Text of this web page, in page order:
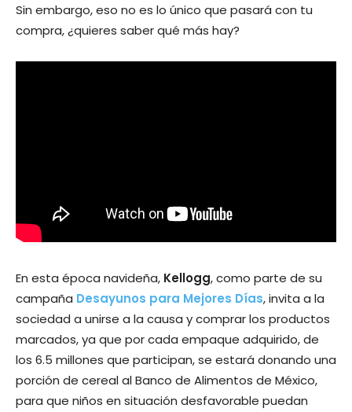
Sin embargo, eso no es lo único que pasará con tu
compra, ¿quieres saber qué más hay?
En esta época navideña, Kellogg, como parte de su
campaña Desayunos para Mejores Días, invita a la
sociedad a unirse a la causa y comprar los productos
marcados, ya que por cada empaque adquirido, de
los 6.5 millones que participan, se estará donando una
porción de cereal al Banco de Alimentos de México,
para que niños en situación desfavorable puedan